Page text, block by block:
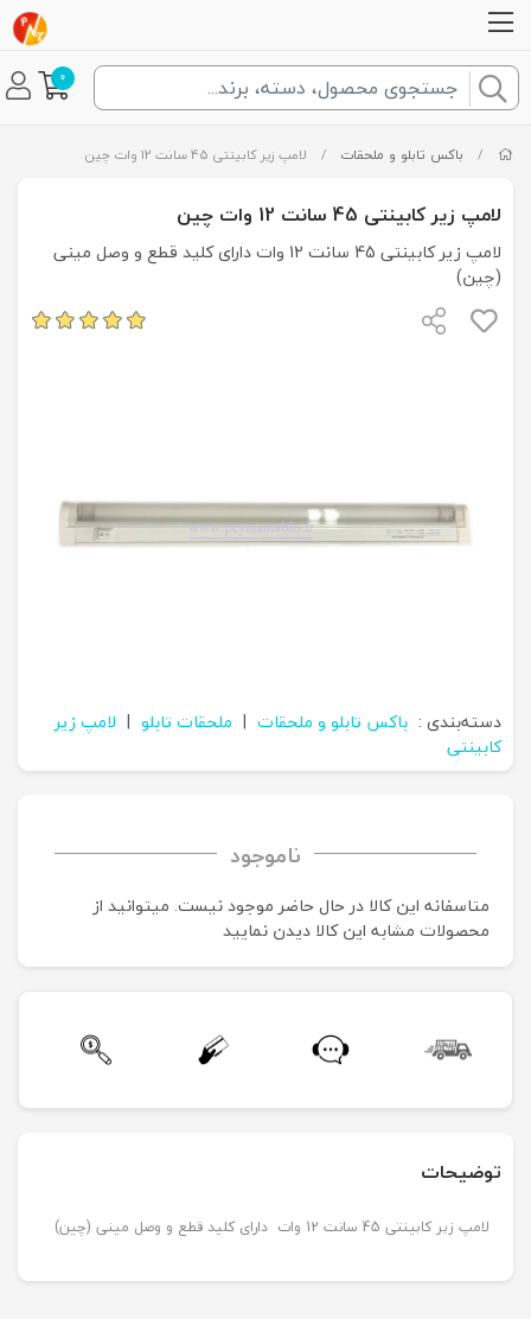
0
/ باکس تابلو و ملحقات / لامپ زیر کابینتی 45 سانت 12 وات چین
لامپ زیر کابینتی 45 سانت 12 وات چین
لامپ زیر کابینتی 45 سانت 12 وات دارای کلید قطع و وصل مینی
(چین)
دسته‌بندی : باکس تابلو و ملحقات | ملحقات تابلو | لامپ زیر
کابینتی
ناموجود
متاسفانه این کالا در حال حاضر موجود نیست. می‍توانید از
محصولات مشابه این کالا دیدن نمایید
توضیحات
لامپ زیر کابینتی 45 سانت 12 وات دارای کلید قطع و وصل مینی (چین)